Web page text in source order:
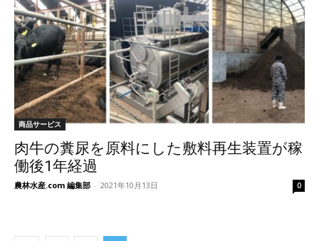
商品サービス
肉牛の糞尿を原料にした敷料再生装置が稼
働後1年経過
農林水産.com 編集部 - 2021年10月13日 0